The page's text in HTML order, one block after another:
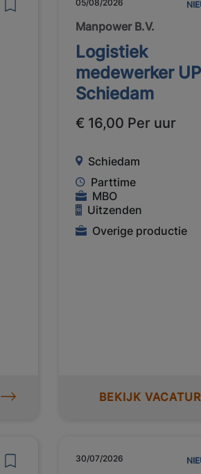
05/08/2026
Manpower B.V.
Logistiek
medewerker
Schiedam
€ 16,00 Per uur
Schiedam
Parttime
MBO
Uitzenden
Overige productie
BEKIJK
30/07/2026